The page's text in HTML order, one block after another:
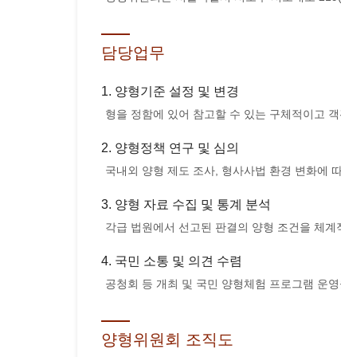
담당업무
1. 양형기준 설정 및 변경
형을 정함에 있어 참고할 수 있는 구체적이고
2. 양형정책 연구 및 심의
국내외 양형 제도 조사, 형사사법 환경 변화에
3. 양형 자료 수집 및 통계 분석
각급 법원에서 선고된 판결의 양형 조건을 체
4. 국민 소통 및 의견 수렴
공청회 등 개최 및 국민 양형체험 프로그램 운
양형위원회 조직도